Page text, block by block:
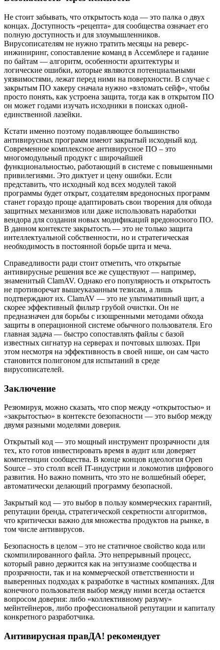
Не стоит забывать, что открытость кода — это палка о двух
концах. Доступность «рецепта» для сообщества означает его
полную доступность и для злоумышленников.
Вирусописателям не нужно тратить месяцы на реверс-
инжиниринг, сопоставление команд в Ассемблере и гадание
по байтам — алгоритм, особенности архитектуры и
логические ошибки, которые являются потенциальными
уязвимостями, лежат перед ними на поверхности. В случае с
закрытым ПО хакеру сначала нужно «взломать сейф», чтобы
просто понять, как устроена защита, тогда как в открытом ПО
он может годами изучать исходники в поисках одной-
единственной лазейки.
Кстати именно поэтому подавляющее большинство
антивирусных программ имеют закрытый исходный код.
Современное комплексное антивирусное ПО – это
многомодульный продукт с широчайшей
функциональностью, работающий в системе с повышенными
привилегиями. Это диктует и цену ошибки. Если
представить, что исходный код всех модулей такой
программы будет открыт, создателям вредоносных программ
станет гораздо проще адаптировать свои творения для обхода
защитных механизмов или даже использовать наработки
вендора для создания новых модификаций вредоносного ПО.
В данном контексте закрытость — это не только защита
интеллектуальной собственности, но и стратегическая
необходимость в постоянной борьбе щита и меча.
Справедливости ради стоит отметить, что открытые
антивирусные решения все же существуют — например,
знаменитый ClamAV. Однако его популярность и открытость
не противоречат вышеуказанным тезисам, а лишь
подтверждают их. ClamAV — это не ультимативный щит, а
скорее эффективный фильтр грубой очистки. Он не
предназначен для борьбы с изощренными методами обхода
защиты в операционной системе обычного пользователя. Его
главная задача — быстро сопоставлять файлы с базой
известных сигнатур на серверах и почтовых шлюзах. При
этом несмотря на эффективность в своей нише, он сам часто
становится полигоном для испытаний в среде
вирусописателей.
Заключение
Резюмируя, можно сказать, что спор между «открытостью» и
«закрытостью» в контексте безопасности — это выбор между
двумя разными моделями доверия.
Открытый код — это мощный инструмент прозрачности для
тех, кто готов инвестировать время в аудит или доверяет
компетенции сообщества. В конце концов идеология Open
Source – это столп всей IT-индустрии и локомотив цифрового
развития. Но важно помнить, что это не волшебный оберег,
автоматически делающий программу безопасной.
Закрытый код — это выбор в пользу коммерческих гарантий,
репутации бренда, стратегической секретности алгоритмов,
что критически важно для множества продуктов на рынке, в
том числе антивирусов.
Безопасность в целом – это не статичное свойство кода или
скомпилированного файла. Это непрерывный процесс,
который равно держится как на энтузиазме сообщества и
прозрачности, так и на коммерческой ответственности и
выверенных подходах к разработке в частных компаниях. Для
конечного пользователя выбор между ними всегда остается
вопросом доверия: либо «коллективному разуму»
мейнтейнеров, либо профессиональной репутации и капиталу
конкретного разработчика.
Антивирусная правДА! рекомендует